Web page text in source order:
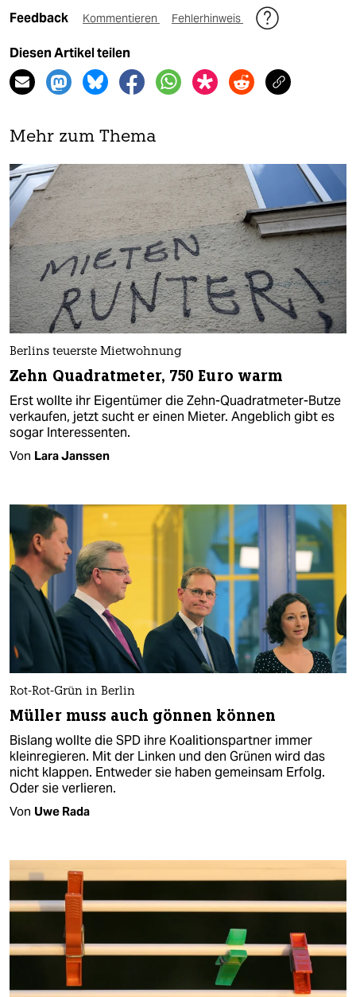
Feedback Kommentieren Fehlerhinweis
Diesen Artikel teilen
Mehr zum Thema
Berlins teuerste Mietwohnung
Zehn Quadratmeter, 750 Euro warm
Erst wollte ihr Eigentümer die Zehn-Quadratmeter-Butze
verkaufen, jetzt sucht er einen Mieter. Angeblich gibt es
sogar Interessenten.
Von Lara Janssen
Rot-Rot-Grün in Berlin
Müller muss auch gönnen können
Bislang wollte die SPD ihre Koalitionspartner immer
kleinregieren. Mit der Linken und den Grünen wird das
nicht klappen. Entweder sie haben gemeinsam Erfolg.
Oder sie verlieren.
Von Uwe Rada